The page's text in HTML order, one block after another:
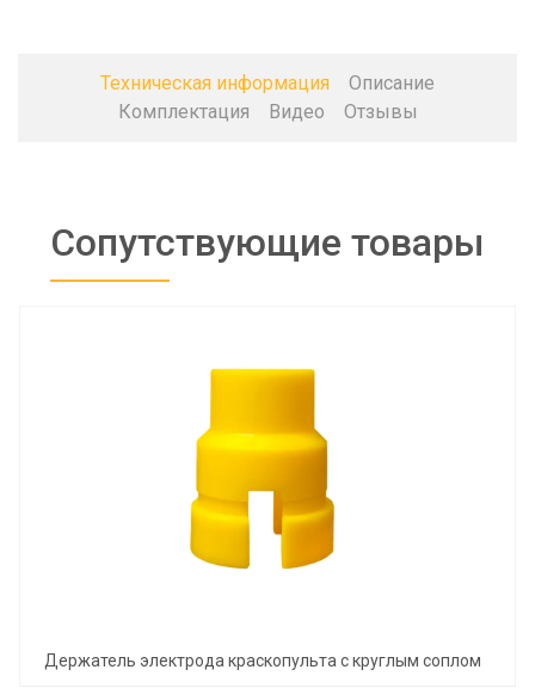
Техническая информация
Описание
Комплектация
Видео Отзывы
Сопутствующие товары
Держатель электрода краскопульта с круглым соплом